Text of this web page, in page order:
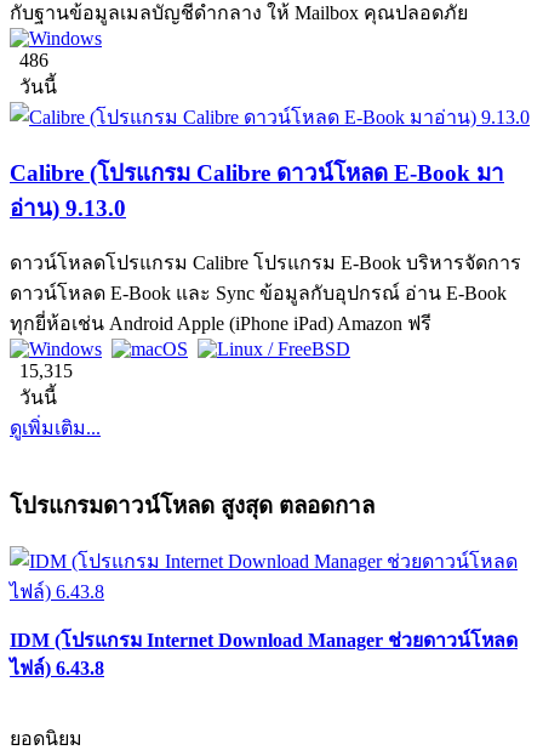
กับฐานข้อมูลเมลบัญชีดำกลาง ให้ Mailbox คุณปลอดภัย
486
วันนี้
Calibre (โปรแกรม Calibre ดาวน์โหลด E-Book มา
อ่าน) 9.13.0
ดาวน์โหลดโปรแกรม Calibre โปรแกรม E-Book บริหารจัดการ
ดาวน์โหลด E-Book และ Sync ข้อมูลกับอุปกรณ์ อ่าน E-Book
ทุกยี่ห้อเช่น Android Apple (iPhone iPad) Amazon ฟรี
15,315
วันนี้
ดูเพิ่มเติม...
โปรแกรมดาวน์โหลด สูงสุด ตลอดกาล
IDM (โปรแกรม Internet Download Manager ช่วยดาวน์โหลด
ไฟล์) 6.43.8
ยอดนิยม